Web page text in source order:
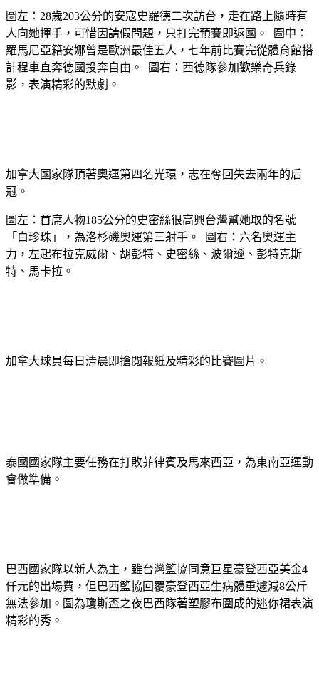
圖左：28歲203公分的安寇史羅德二次訪台，走在路上隨時有
人向她揮手，可惜因請假問題，只打完預賽即返國。 圖中：
羅馬尼亞籍安娜曾是歐洲最佳五人，七年前比賽完從體育館搭
計程車直奔德國投奔自由。 圖右：西德隊參加歡樂奇兵錄
影，表演精彩的默劇。
加拿大國家隊頂著奧運第四名光環，志在奪回失去兩年的后
冠。
圖左：首席人物185公分的史密絲很高興台灣幫她取的名號
「白珍珠」，為洛杉磯奧運第三射手。 圖右：六名奧運主
力，左起布拉克威爾、胡彭特、史密絲、波爾遜、彭特克斯
特、馬卡拉。
加拿大球員每日清晨即搶閱報紙及精彩的比賽圖片。
泰國國家隊主要任務在打敗菲律賓及馬來西亞，為東南亞運動
會做準備。
巴西國家隊以新人為主，雖台灣籃協同意巨星豪登西亞美金4
仟元的出場費，但巴西籃協回覆豪登西亞生病體重遽減8公斤
無法參加。圖為瓊斯盃之夜巴西隊著塑膠布圍成的迷你裙表演
精彩的秀。